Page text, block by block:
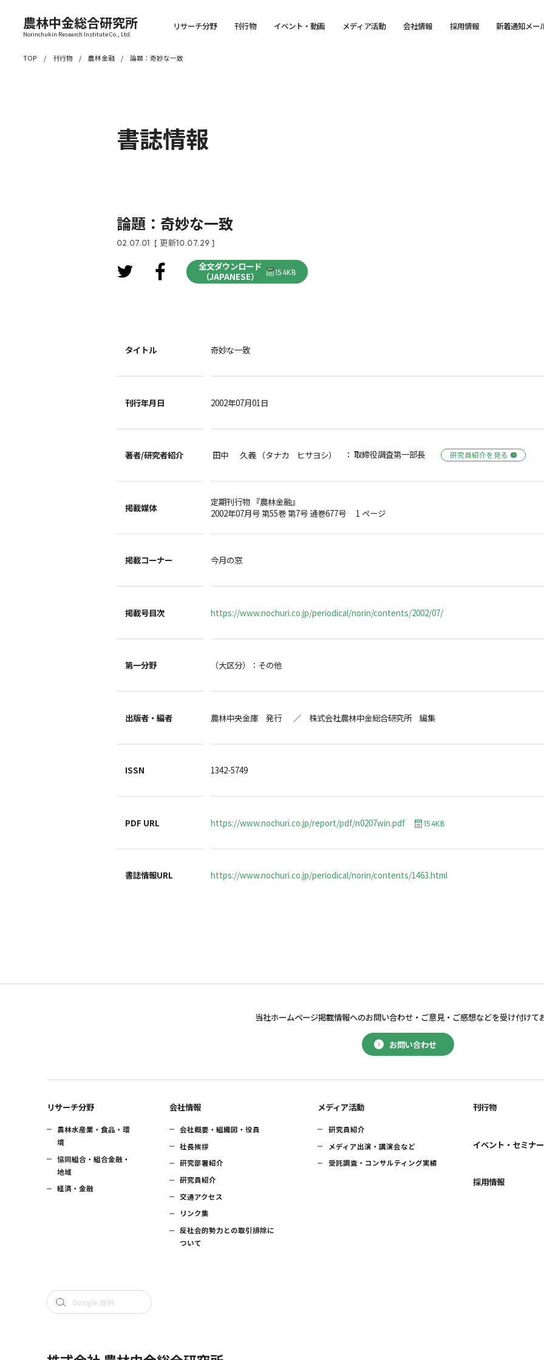
農林中金総合研究所
Norinchukin Research Institute Co., Ltd.
リサーチ分野 刊行物 イベント・動画 メディア活動 会社情報 採用情報 新着通知メー
TOP 刊行物 農林金融 論題：奇妙な一致
書誌情報
論題：奇妙な一致
02.07.01 [ 更新10.07.29 ]
全文ダウンロード
（JAPANESE）
15.4KB
タイトル 奇妙な一致
刊行年月日 2002年07月01日
著者/研究者紹介 田中 久義 （タナカ ヒサヨシ） ： 取締役調査第一部長 研究員紹介を見る
掲載媒体
定期刊行物 『農林金融』
2002年07月号 第55巻 第7号 通巻677号 1 ページ
掲載コーナー 今月の窓
掲載号目次 https://www.nochuri.co.jp/periodical/norin/contents/2002/07/
第一分野 （大区分）：その他
出版者・編者 農林中央金庫 発行 ／ 株式会社農林中金総合研究所 編集
ISSN 1342-5749
PDF URL https://www.nochuri.co.jp/report/pdf/n0207win.pdf 15.4KB
書誌情報URL https://www.nochuri.co.jp/periodical/norin/contents/1463.html
お問い合わせ
当社ホームページ掲載情報へのお問い合わせ・ ご意見・ご感想などを受け付けて
リサーチ分野
農林水産業・食品・環
境
協同組合・組合金融・
地域
経済・金融
会社情報
会社概要・組織図・役員
社長挨拶
研究部署紹介
研究員紹介
交通アクセス
リンク集
反社会的勢力との取引排除に
ついて
メディア活動
研究員紹介
メディア出演・講演会など
受託調査・コンサルティング実績
刊行物
イベント・セミナー
採用情報